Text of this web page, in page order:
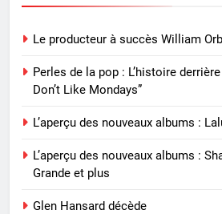
Le producteur à succès William
Perles de la pop : L’histoire
Don’t Like Mondays”
L’aperçu des nouveaux albums :
L’aperçu des nouveaux albums :
Grande et plus
Glen Hansard décède